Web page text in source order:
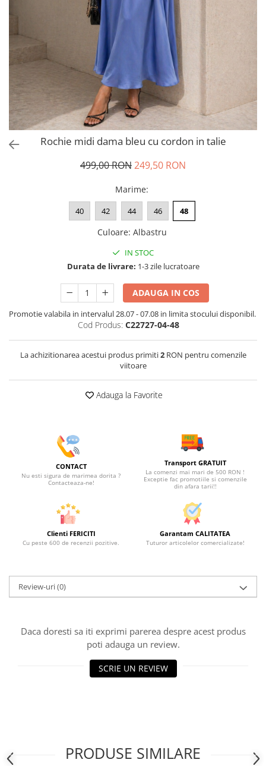
Tricouri si topuri
Rochii de eveniment
Rochie midi dama bleu cu cordon in talie
499,00 RON249,50 RON
Marime:
40 42 44 46 48
Culoare: Albastru
IN STOC
Durata de livrare: 1-3 zile lucratoare
ADAUGA IN COS
Promotie valabila in intervalul 28.07 - 07.08 in limita stocului disponibil.
Cod Produs: C22727-04-48
La achizitionarea acestui produs primiti2RON pentru comenzile
viitoare
Adauga la Favorite
CONTACT
Nu esti sigura de marimea dorita ?
Contacteaza-ne!
Transport GRATUIT
La comenzi mai mari de 500 RON !
Exceptie fac promotiile si comenzile
din afara tarii!!
Clienti FERICITI
Cu peste 600 de recenzii pozitive.
Garantam CALITATEA
Tuturor articolelor comercializate!
Review-uri(0)
Daca doresti sa iti exprimi parerea despre acest produs
poti adauga un review.
SCRIE UN REVIEW
PRODUSE SIMILARE